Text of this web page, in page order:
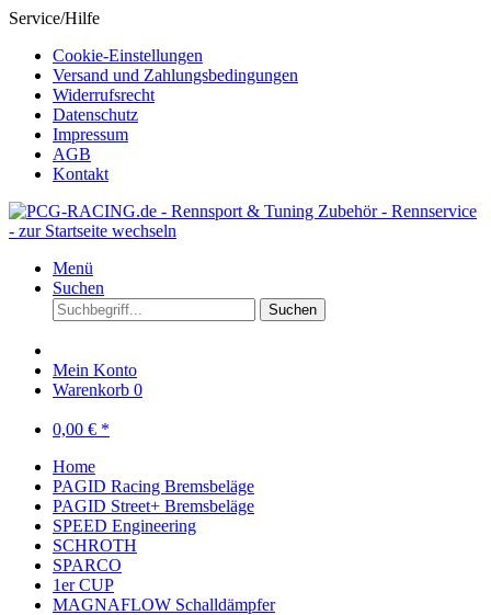
Service/Hilfe
Cookie-Einstellungen
Versand und Zahlungsbedingungen
Widerrufsrecht
Datenschutz
Impressum
AGB
Kontakt
Menü
Suchen
Suchen
Mein Konto
Warenkorb 0
0,00 € *
Home
PAGID Racing Bremsbeläge
PAGID Street+ Bremsbeläge
SPEED Engineering
SCHROTH
SPARCO
1er CUP
MAGNAFLOW Schalldämpfer